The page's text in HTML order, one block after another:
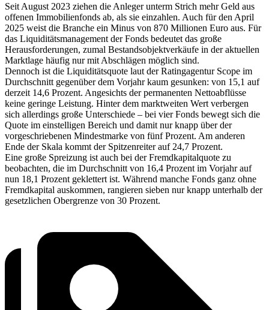
Seit August 2023 ziehen die Anleger unterm Strich mehr Geld aus
offenen Immobilienfonds ab, als sie einzahlen. Auch für den April
2025 weist die Branche ein Minus von 870 Millionen Euro aus. Für
das Liquiditätsmanagement der Fonds bedeutet das große
Herausforderungen, zumal Bestandsobjektverkäufe in der aktuellen
Marktlage häufig nur mit Abschlägen möglich sind.
Dennoch ist die Liquiditätsquote laut der Ratingagentur Scope im
Durchschnitt gegenüber dem Vorjahr kaum gesunken: von 15,1 auf
derzeit 14,6 Prozent. Angesichts der permanenten Nettoabflüsse
keine geringe Leistung. Hinter dem marktweiten Wert verbergen
sich allerdings große Unterschiede – bei vier Fonds bewegt sich die
Quote im einstelligen Bereich und damit nur knapp über der
vorgeschriebenen Mindestmarke von fünf Prozent. Am anderen
Ende der Skala kommt der Spitzenreiter auf 24,7 Prozent.
Eine große Spreizung ist auch bei der Fremdkapitalquote zu
beobachten, die im Durchschnitt von 16,4 Prozent im Vorjahr auf
nun 18,1 Prozent geklettert ist. Während manche Fonds ganz ohne
Fremdkapital auskommen, rangieren sieben nur knapp unterhalb der
gesetzlichen Obergrenze von 30 Prozent.